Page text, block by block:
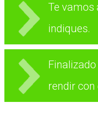
Te vamos
indiques.
rendir con